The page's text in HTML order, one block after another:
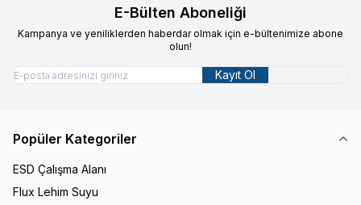
E-Bülten Aboneliği
Kampanya ve yeniliklerden haberdar olmak için e-bültenimize abone
olun!
Kayıt Ol
Popüler Kategoriler
ESD Çalışma Alanı
Flux Lehim Suyu